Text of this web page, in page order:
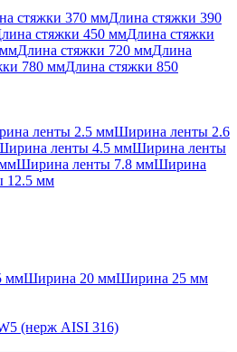
стяжки 370 ммДлина стяжки 390
стяжки 450 ммДлина стяжки
Длина стяжки 720 ммДлина
780 ммДлина стяжки 850
ленты 2.5 ммШирина ленты 2.6
ленты 4.5 ммШирина ленты
Ширина ленты 7.8 ммШирина
12.5 мм
ммШирина 20 ммШирина 25 мм
(нерж AISI 316)